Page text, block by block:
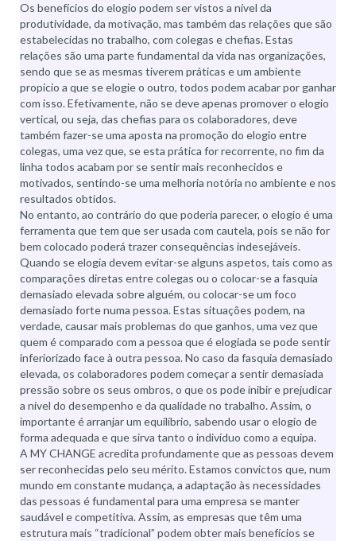
Os benefícios do elogio podem ser vistos a nível da
produtividade, da motivação, mas também das relações que são
estabelecidas no trabalho, com colegas e chefias. Estas
relações são uma parte fundamental da vida nas organizações,
sendo que se as mesmas tiverem práticas e um ambiente
propicio a que se elogie o outro, todos podem acabar por ganhar
com isso. Efetivamente, não se deve apenas promover o elogio
vertical, ou seja, das chefias para os colaboradores, deve
também fazer-se uma aposta na promoção do elogio entre
colegas, uma vez que, se esta prática for recorrente, no fim da
linha todos acabam por se sentir mais reconhecidos e
motivados, sentindo-se uma melhoria notória no ambiente e nos
resultados obtidos.
No entanto, ao contrário do que poderia parecer, o elogio é uma
ferramenta que tem que ser usada com cautela, pois se não for
bem colocado poderá trazer consequências indesejáveis.
Quando se elogia devem evitar-se alguns aspetos, tais como as
comparações diretas entre colegas ou o colocar-se a fasquia
demasiado elevada sobre alguém, ou colocar-se um foco
demasiado forte numa pessoa. Estas situações podem, na
verdade, causar mais problemas do que ganhos, uma vez que
quem é comparado com a pessoa que é elogiada se pode sentir
inferiorizado face à outra pessoa. No caso da fasquia demasiado
elevada, os colaboradores podem começar a sentir demasiada
pressão sobre os seus ombros, o que os pode inibir e prejudicar
a nível do desempenho e da qualidade no trabalho. Assim, o
importante é arranjar um equilíbrio, sabendo usar o elogio de
forma adequada e que sirva tanto o indivíduo como a equipa.
A MY CHANGE acredita profundamente que as pessoas devem
ser reconhecidas pelo seu mérito. Estamos convictos que, num
mundo em constante mudança, a adaptação às necessidades
das pessoas é fundamental para uma empresa se manter
saudável e competitiva. Assim, as empresas que têm uma
estrutura mais “tradicional” podem obter mais benefícios se